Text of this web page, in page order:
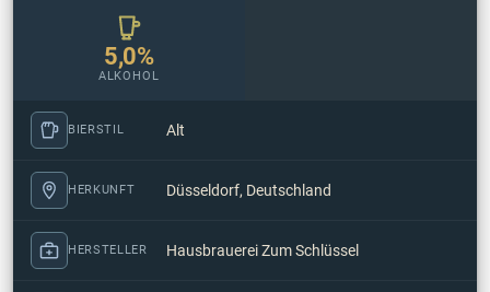
5,0%
ALKOHOL
BIERSTIL Alt
HERKUNFT Düsseldorf, Deutschland
HERSTELLER Hausbrauerei Zum Schlüssel